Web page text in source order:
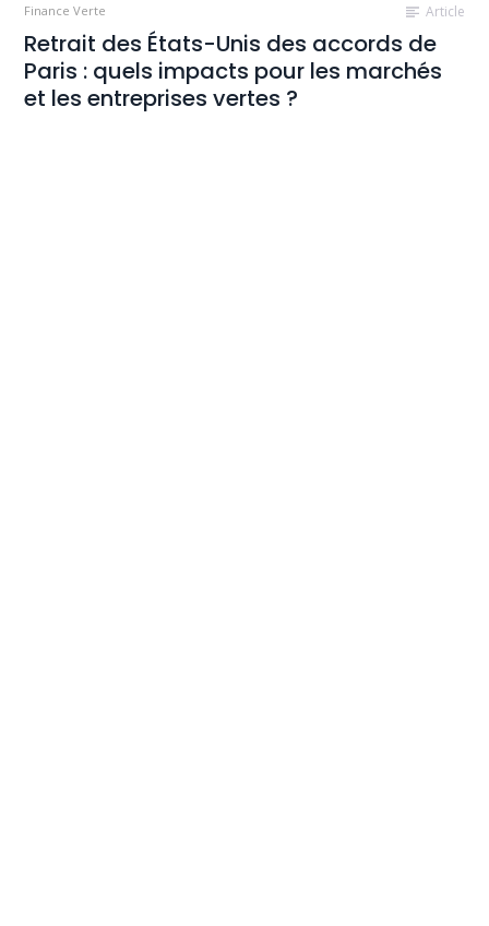
Finance Verte Article
Retrait des États-Unis des accords de
Paris : quels impacts pour les marchés
et les entreprises vertes ?